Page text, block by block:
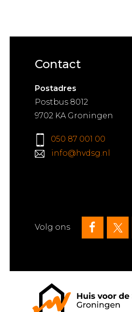
Contact
Postadres
Postbus 8012
9702 KA Groningen
050 87 001 00
info@hvdsg.nl
Volg ons